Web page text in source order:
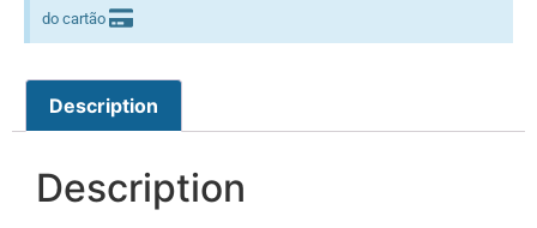
do cartão
Description
Description